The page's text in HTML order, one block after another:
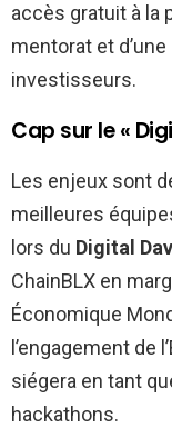
accès gratuit à la
mentorat et
investisseurs.
Cap sur le «
Les enjeux sont
meilleures
lors du Digital
ChainBLX en
Économique
l’engagement de
siégera en tant
hackathons.